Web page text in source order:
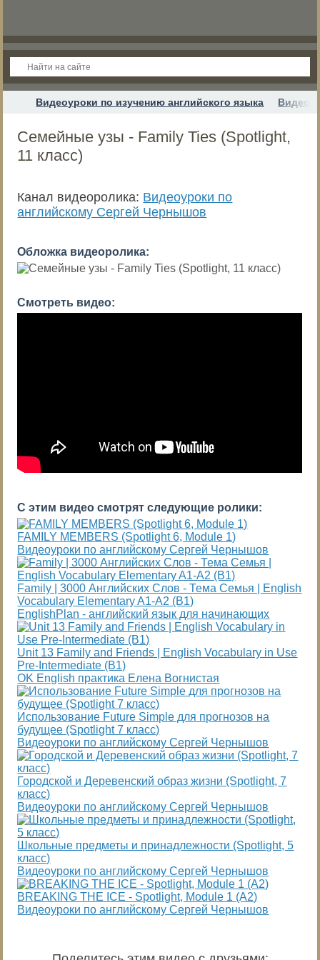
Видеоуроки по изучению английского языка
Семейные узы - Family Ties (Spotlight,
11 класс)
Канал видеоролика: Видеоуроки по
английскому Сергей Чернышов
Обложка видеоролика:
Смотреть видео:
С этим видео смотрят следующие ролики:
FAMILY MEMBERS (Spotlight 6, Module 1)
Видеоуроки по английскому Сергей Чернышов
Family | 3000 Английских Слов - Тема Семья | English
Vocabulary Elementary A1-A2 (B1)
EnglishPlan - английский язык для начинающих
Unit 13 Family and Friends | English Vocabulary in Use
Pre-Intermediate (B1)
OK English практика Елена Вогнистая
Использование Future Simple для прогнозов на
будущее (Spotlight 7 класс)
Видеоуроки по английскому Сергей Чернышов
Городской и Деревенский образ жизни (Spotlight, 7
класс)
Видеоуроки по английскому Сергей Чернышов
Школьные предметы и принадлежности (Spotlight, 5
класс)
Видеоуроки по английскому Сергей Чернышов
BREAKING THE ICE - Spotlight, Module 1 (A2)
Видеоуроки по английскому Сергей Чернышов